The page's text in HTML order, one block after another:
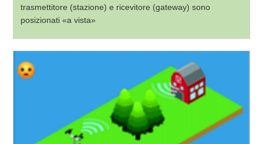
trasmettitore (stazione) e ricevitore (gateway) sono
posizionati «a vista»